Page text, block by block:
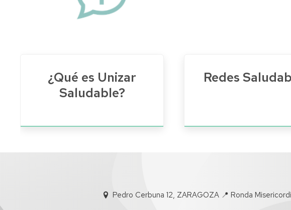
¿Qué es Unizar
Saludable?
Redes
Pedro Cerbuna 12, ZARAGOZA 📍 Ronda